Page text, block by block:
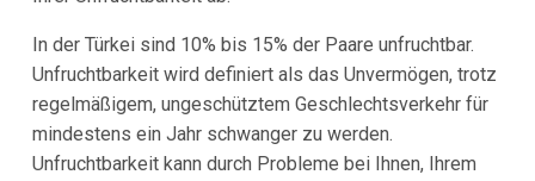
In der Türkei sind 10% bis 15% der Paare unfruchtbar.
Unfruchtbarkeit wird definiert als das Unvermögen, trotz
regelmäßigem, ungeschütztem Geschlechtsverkehr für
mindestens ein Jahr schwanger zu werden.
Unfruchtbarkeit kann durch Probleme bei Ihnen, Ihrem